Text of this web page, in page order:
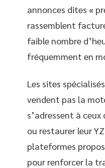
annonces dites «
rassemblent
faible nombre
fréquemment en
Les sites
vendent pas la
s’adressent à
ou restaurer leur
plateformes
pour renforcer la